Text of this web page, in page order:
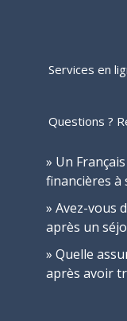
Services en
Questions ?
Un
financières
Avez-vous
après un
Quelle
après avoir